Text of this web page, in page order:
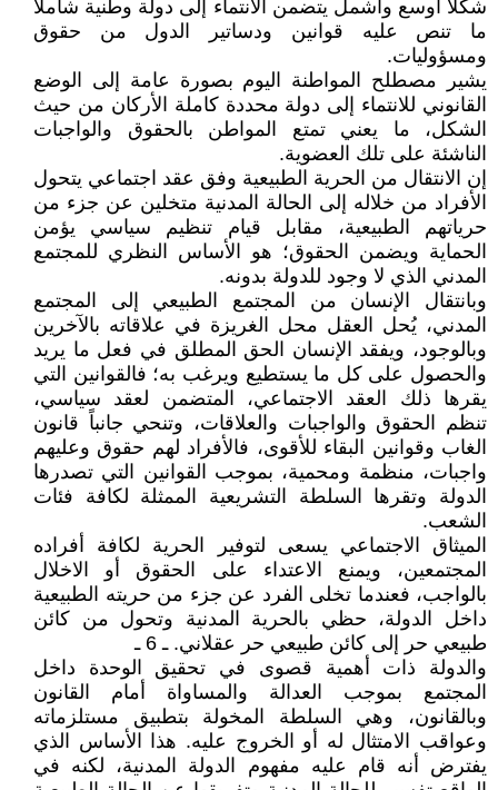
شكلا أوسع وأشمل يتضمن الانتماء إلى دولة وطنية شاملاً
ما تنص عليه قوانين ودساتير الدول من حقوق
ومسؤوليات.
يشير مصطلح المواطنة اليوم بصورة عامة إلى الوضع
القانوني للانتماء إلى دولة محددة كاملة الأركان من حيث
الشكل، ما يعني تمتع المواطن بالحقوق والواجبات
الناشئة على تلك العضوية.
إن الانتقال من الحرية الطبيعية وفق عقد اجتماعي يتحول
الأفراد من خلاله إلى الحالة المدنية متخلين عن جزء من
حرياتهم الطبيعية، مقابل قيام تنظيم سياسي يؤمن
الحماية ويضمن الحقوق؛ هو الأساس النظري للمجتمع
المدني الذي لا وجود للدولة بدونه.
وبانتقال الإنسان من المجتمع الطبيعي إلى المجتمع
المدني، يُحل العقل محل الغريزة في علاقاته بالآخرين
وبالوجود، ويفقد الإنسان الحق المطلق في فعل ما يريد
والحصول على كل ما يستطيع ويرغب به؛ فالقوانين التي
يقرها ذلك العقد الاجتماعي، المتضمن لعقد سياسي،
تنظم الحقوق والواجبات والعلاقات، وتنحي جانباً قانون
الغاب وقوانين البقاء للأقوى، فالأفراد لهم حقوق وعليهم
واجبات، منظمة ومحمية، بموجب القوانين التي تصدرها
الدولة وتقرها السلطة التشريعية الممثلة لكافة فئات
الشعب.
الميثاق الاجتماعي يسعى لتوفير الحرية لكافة أفراده
المجتمعين، ويمنع الاعتداء على الحقوق أو الاخلال
بالواجب، فعندما تخلى الفرد عن جزء من حريته الطبيعية
داخل الدولة، حظي بالحرية المدنية وتحول من كائن
طبيعي حر إلى كائن طبيعي حر عقلاني. ـ 6 ـ
والدولة ذات أهمية قصوى في تحقيق الوحدة داخل
المجتمع بموجب العدالة والمساواة أمام القانون
وبالقانون، وهي السلطة المخولة بتطبيق مستلزماته
وعواقب الامتثال له أو الخروج عليه. هذا الأساس الذي
يفترض أنه قام عليه مفهوم الدولة المدنية، لكنه في